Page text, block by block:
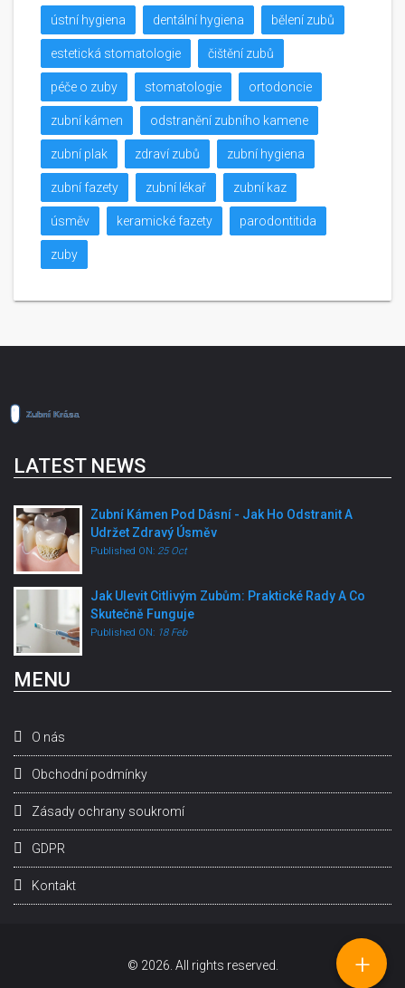
ústní hygiena dentální hygiena bělení zubů
estetická stomatologie čištění zubů
péče o zuby stomatologie ortodoncie
zubní kámen odstranění zubního kamene
zubní plak zdraví zubů zubní hygiena
zubní fazety zubní lékař zubní kaz
úsměv keramické fazety parodontitida
zuby
LATEST NEWS
Zubní Kámen Pod Dásní - Jak Ho Odstranit A
Udržet Zdravý Úsměv
Published ON: 25 Oct
Jak Ulevit Citlivým Zubům: Praktické Rady A Co
Skutečně Funguje
Published ON: 18 Feb
MENU
O nás
Obchodní podmínky
Zásady ochrany soukromí
GDPR
Kontakt
© 2026. All rights reserved. +